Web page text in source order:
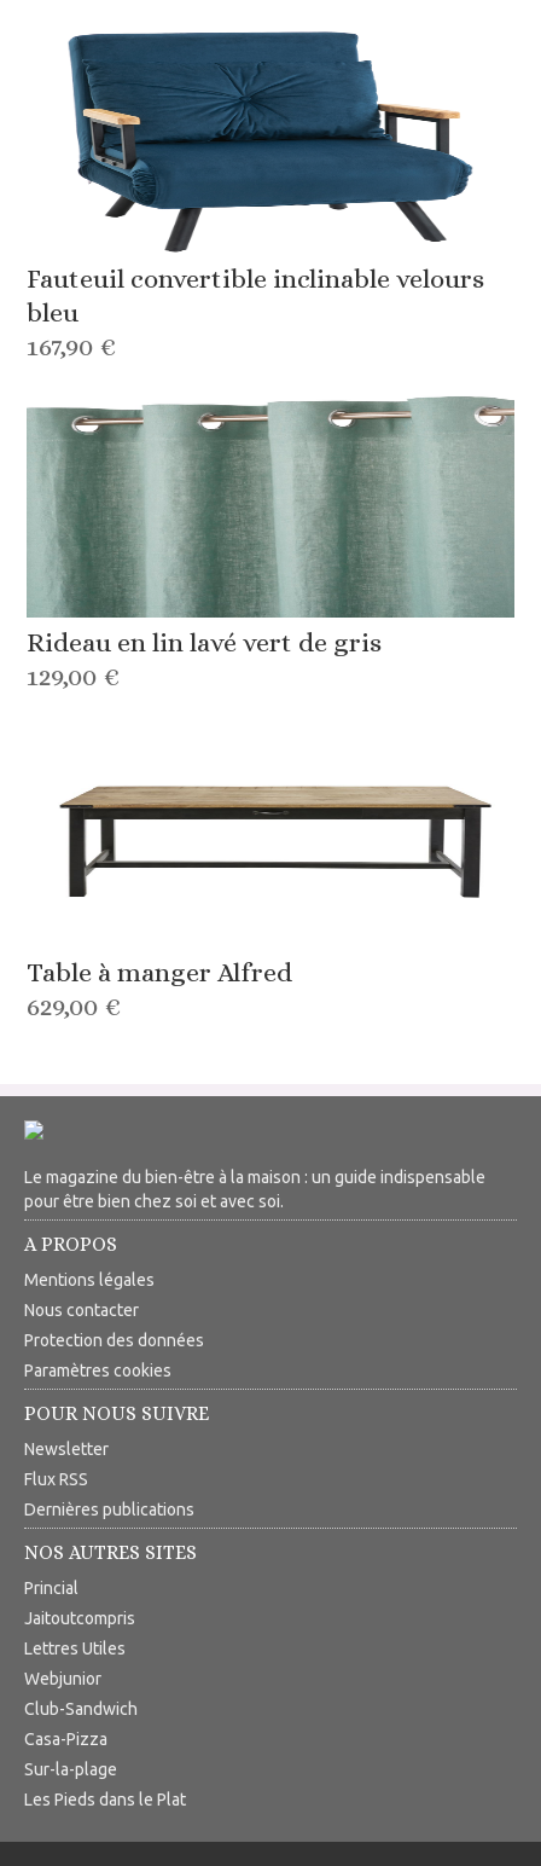
Fauteuil convertible inclinable velours
bleu
167,90 €
Rideau en lin lavé vert de gris
129,00 €
Table à manger Alfred
629,00 €
Le magazine du bien-être à la maison : un guide indispensable
pour être bien chez soi et avec soi.
A PROPOS
Mentions légales
Nous contacter
Protection des données
Paramètres cookies
POUR NOUS SUIVRE
Newsletter
Flux RSS
Dernières publications
NOS AUTRES SITES
Princial
Jaitoutcompris
Lettres Utiles
Webjunior
Club-Sandwich
Casa-Pizza
Sur-la-plage
Les Pieds dans le Plat